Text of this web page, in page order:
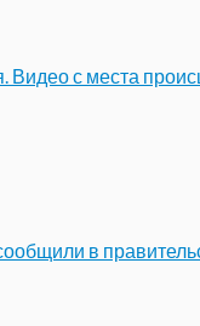
Видео с места
в